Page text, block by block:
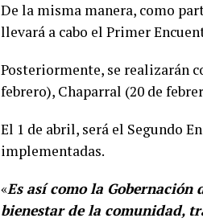
De la misma manera, como
llevará a cabo el Primer
Posteriormente, se realizarán
febrero), Chaparral (20 de
El 1 de abril, será el Segundo
implementadas.
«Es así como la
bienestar de la comunidad,